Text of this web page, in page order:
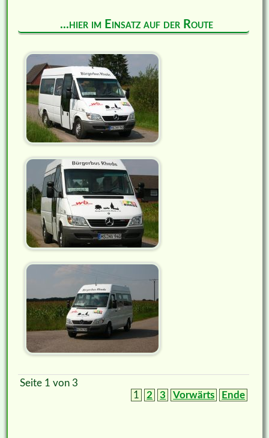
...hier im Einsatz auf der Route
Seite 1 von 3
1
2 3 Vorwärts Ende